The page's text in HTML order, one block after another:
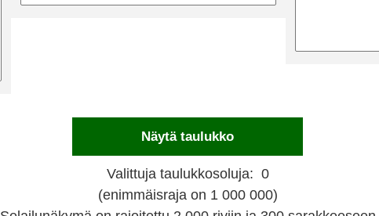
Valittuja taulukkosoluja: 0
(enimmäisraja on 1 000 000)